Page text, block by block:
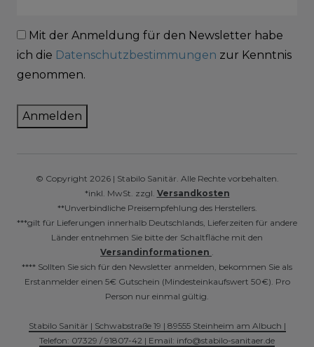
Mit der Anmeldung für den Newsletter habe
ich die Datenschutzbestimmungen zur Kenntnis
genommen.
Anmelden
© Copyright 2026 | Stabilo Sanitär. Alle Rechte vorbehalten.
*inkl. MwSt. zzgl. Versandkosten
**Unverbindliche Preisempfehlung des Herstellers.
***gilt für Lieferungen innerhalb Deutschlands, Lieferzeiten für andere
Länder entnehmen Sie bitte der Schaltfläche mit den
Versandinformationen .
**** Sollten Sie sich für den Newsletter anmelden, bekommen Sie als
Erstanmelder einen 5€ Gutschein (Mindesteinkaufswert 50€). Pro
Person nur einmal gültig.
Stabilo Sanitär | Schwabstraße 19 | 89555 Steinheim am Albuch |
Telefon: 07329 / 91807-42 | Email: info@stabilo-sanitaer.de